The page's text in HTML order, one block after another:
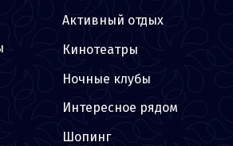
Активный отдых
Кинотеатры
Ночные клубы
Интересное рядом
Шопинг